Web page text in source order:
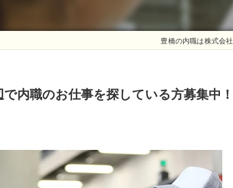
豊橋の内職は株式会
で内職のお仕事を探している方募集中